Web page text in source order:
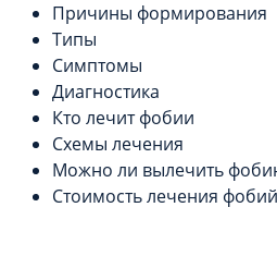
Причины формирования
Типы
Симптомы
Диагностика
Кто лечит фобии
Схемы лечения
Можно ли вылечить
Стоимость лечения фобий